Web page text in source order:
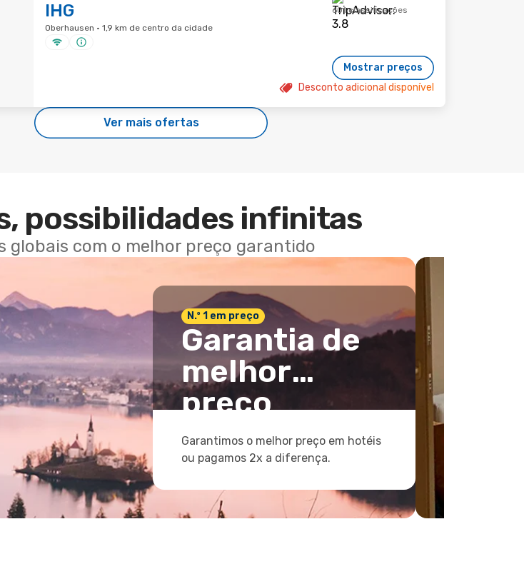
IHG
Oberhausen · 1,9 km de centro da cidade
601 classificações
Mostrar preços
Desconto adicional disponível
Ver mais ofertas
possibilidades infinitas
globais com o melhor preço garantido
N.º 1 em preço
Garantia de
melhor
preço
Garantimos o melhor preço em hotéis
ou pagamos 2x a diferença.